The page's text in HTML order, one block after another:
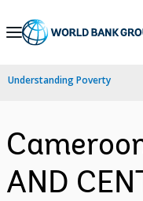
Skip
Navigation
Understanding Poverty
AND